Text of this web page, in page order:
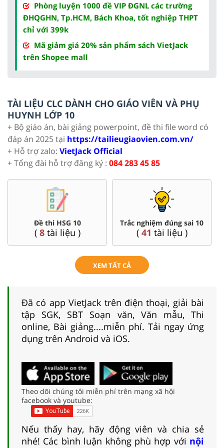
Phòng luyện 1000 đề VIP ĐGNL các trường
ĐHQGHN, Tp.HCM, Bách Khoa, tốt nghiệp THPT
chỉ với 399k
Mã giảm giá 20% sản phẩm sách VietJack
trên Shopee mall
TÀI LIỆU CLC DÀNH CHO GIÁO VIÊN VÀ PHỤ
HUYNH LỚP 10
+ Bộ giáo án, bài giảng powerpoint, đề thi file word có
đáp án 2025 tại https://tailieugiaovien.com.vn/
+ Hỗ trợ zalo: VietJack Official
+ Tổng đài hỗ trợ đăng ký : 084 283 45 85
Đề thi HSG 10
( 8tài liệu )
Trắc nghiệm đúng sai 10
( 41 tài liệu )
XEM TẤT CẢ
Đã có app VietJack trên điện thoại, giải bài
tập SGK, SBT Soạn văn, Văn mẫu, Thi
online, Bài giảng....miễn phí. Tải ngay ứng
dụng trên Android và iOS.
Theo dõi chúng tôi miễn phí trên mạng xã hội
facebook và youtube:
Nếu thấy hay, hãy động viên và chia sẻ
nhé! Các bình luận không phù hợp với nội